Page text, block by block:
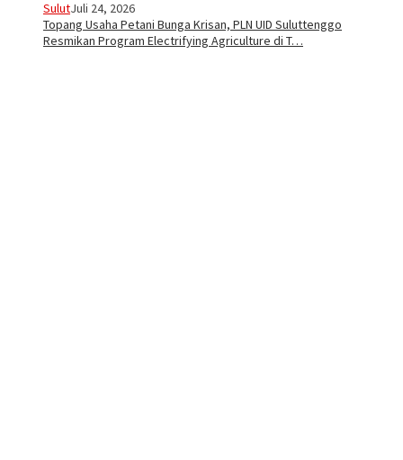
SulutJuli 24, 2026
Topang Usaha Petani Bunga Krisan, PLN UID Suluttenggo
Resmikan Program Electrifying Agriculture di T…